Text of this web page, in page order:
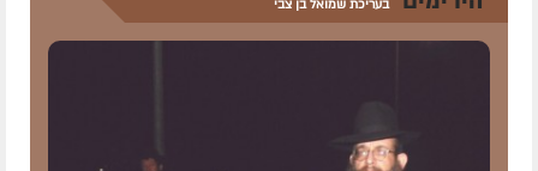
בעריכת שמואל בן צבי